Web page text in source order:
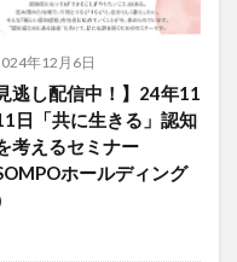
年12月6日
逃し配信中！】24年11
日「共に生きる」認知
考えるセミナー
ホールディング
作り
訪問介護
豆知識
速乾
者向けグループホーム
香取幹
組織力の向上
特養